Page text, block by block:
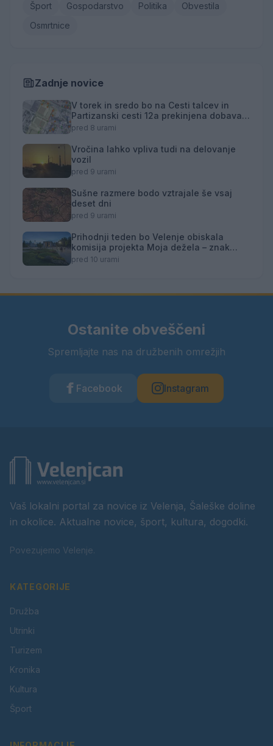
Šport
Gospodarstvo Politika
Obvestila
Osmrtnice
Zadnje novice
V torek in sredo bo na Cesti talcev in
Partizanski cesti 12a prekinjena dobava
toplotne energije
pred 8 urami
Vročina lahko vpliva tudi na delovanje
vozil
pred 9 urami
Sušne razmere bodo vztrajale še vsaj
deset dni
pred 9 urami
Prihodnji teden bo Velenje obiskala
komisija projekta Moja dežela – znak
gostoljubnosti
pred 10 urami
Ostanite obveščeni
Spremljajte nas na družbenih omrežjih
Facebook Instagram
Vaš lokalni portal za novice iz Velenja, Šaleške doline
in okolice. Aktualne novice, šport, kultura, dogodki.
Povezujemo Velenje.
KATEGORIJE
Družba
Utrinki
Turizem
Kronika
Kultura
Šport